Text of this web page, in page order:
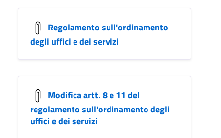
Regolamento sull'ordinamento
degli uffici e dei servizi
Modifica artt. 8 e 11 del
regolamento sull'ordinamento degli
uffici e dei servizi